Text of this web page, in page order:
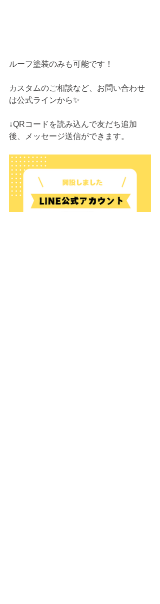
ルーフ塗装のみも可能です！
カスタムのご相談など、お問い合わせ
は公式ラインから✨
↓QRコードを読み込んで友だち追加
後、メッセージ送信ができます。